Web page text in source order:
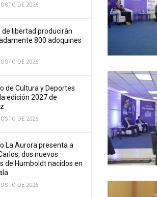
DE 2026
de libertad producirán
800 adoquines
DE 2026
de Cultura y Deportes
edición 2027 de
DE 2026
La Aurora presenta a
dos nuevos
de Humboldt nacidos en
DE 2026